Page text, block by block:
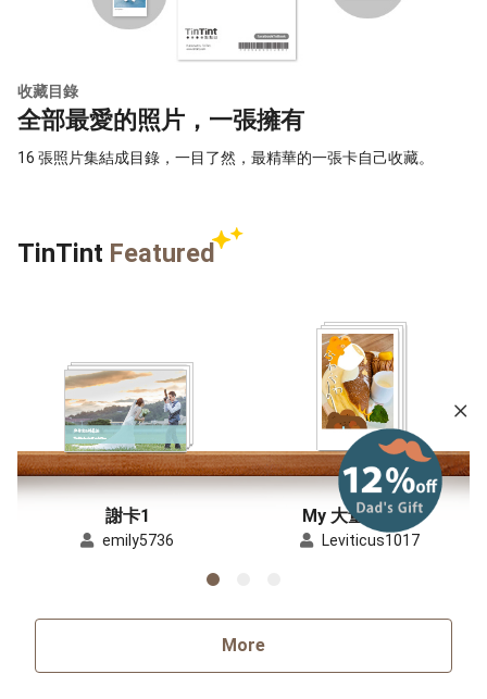
收藏目錄
全部最愛的照片，一張擁有
16 張照片集結成目錄，一目了然，最精華的一張卡自己收藏。
TinTint Featured
謝卡1
emily5736
My 大量快拍卡
Leviticus1017
More